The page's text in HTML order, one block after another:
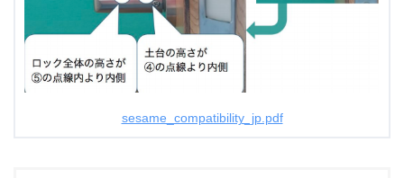
sesame_compatibility_jp.pdf